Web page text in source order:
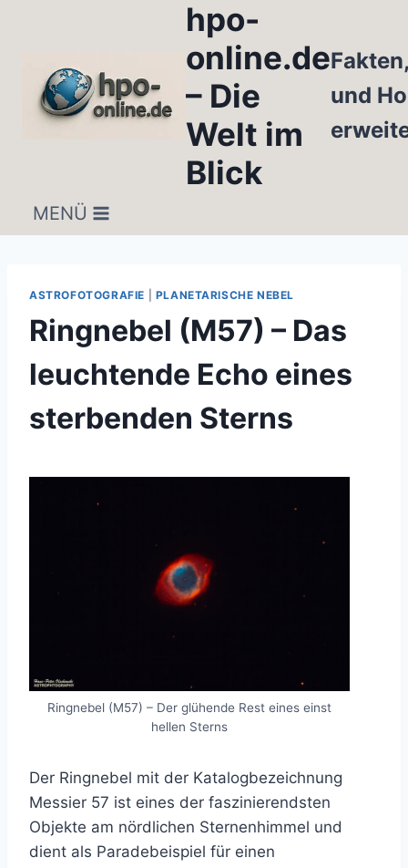
hpo-
online.de
– Die
Welt im
Blick
und
MENÜ
ASTROFOTOGRAFIE PLANETARISCHE NEBEL
Ringnebel (M57) – Das
leuchtende Echo eines
sterbenden Sterns
Ringnebel (M57) – Der glühende Rest eines einst
hellen Sterns
Der Ringnebel mit der Katalogbezeichnung
Messier 57 ist eines der faszinierendsten
Objekte am nördlichen Sternenhimmel und
dient als Paradebeispiel für einen